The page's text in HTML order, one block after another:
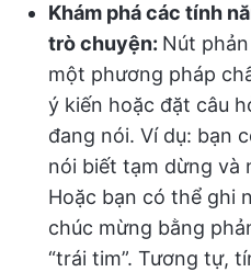
Khám phá các tính
trò chuyện: Nút
một phương pháp
ý kiến hoặc đặt câu
đang nói. Ví dụ: bạn
nói biết tạm dừng và
Hoặc bạn có thể ghi
chúc mừng bằng
“trái tim”. Tương tự,